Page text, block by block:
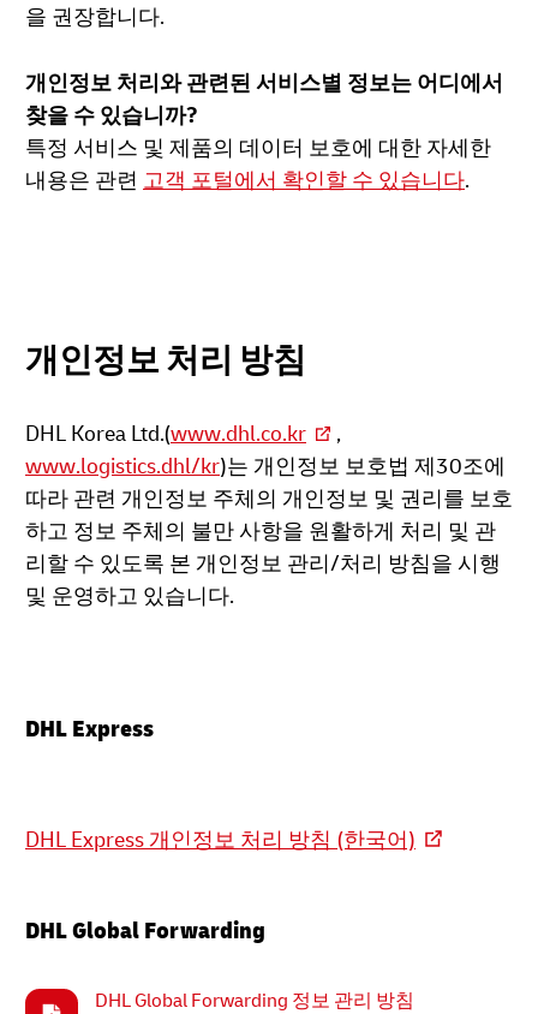
을 권장합니다.
개인정보 처리와 관련된 서비스별 정보는 어디에서
찾을 수 있습니까?
특정 서비스 및 제품의 데이터 보호에 대한 자세한
내용은 관련 고객 포털에서 확인할 수 있습니다.
개인정보 처리 방침
DHL Korea Ltd.(www.dhl.co.kr
,
www.logistics.dhl/kr)는 개인정보 보호법 제30조에
따라 관련 개인정보 주체의 개인정보 및 권리를 보호
하고 정보 주체의 불만 사항을 원활하게 처리 및 관
리할 수 있도록 본 개인정보 관리/처리 방침을 시행
및 운영하고 있습니다.
DHL Express
DHL Express 개인정보 처리 방침 (한국어)
DHL Global Forwarding
DHL Global Forwarding 정보 관리 방침